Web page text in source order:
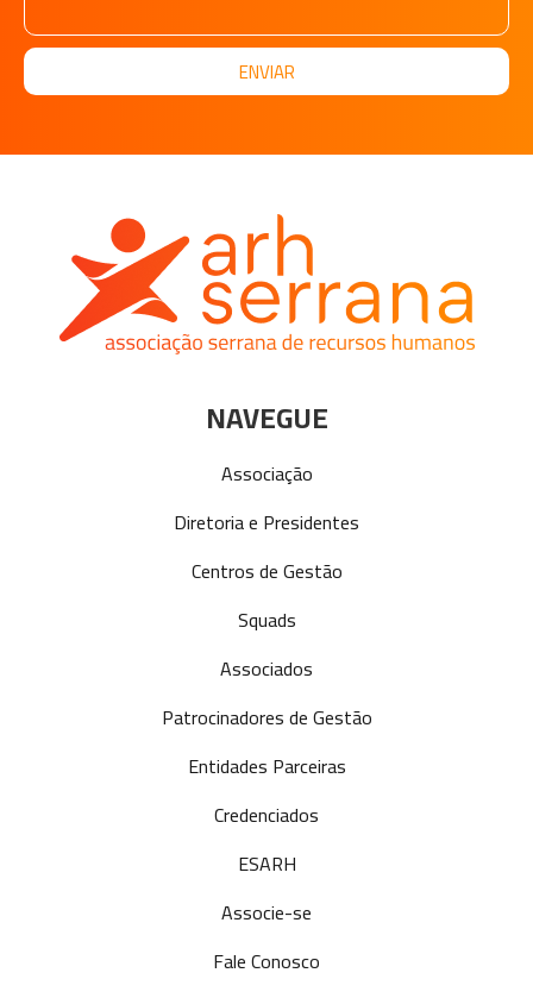
ENVIAR
NAVEGUE
Associação
Diretoria e Presidentes
Centros de Gestão
Squads
Associados
Patrocinadores de Gestão
Entidades Parceiras
Credenciados
ESARH
Associe-se
Fale Conosco